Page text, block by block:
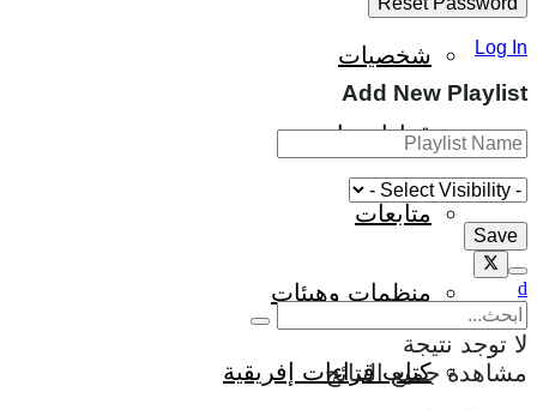
شخصيات
قراءات تاريخية
متابعات
منظمات وهيئات
كتاب قراءات إفريقية
Log In
Add New Playlist
لا توجد نتيجة
مشاهدة جميع النتائج